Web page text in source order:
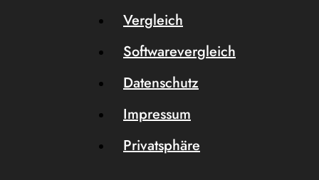
Vergleich
Softwarevergleich
Datenschutz
Impressum
Privatsphäre